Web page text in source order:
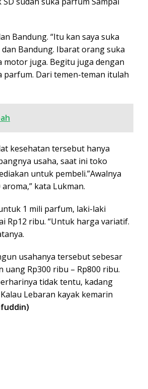
Bandung. “Itu kan saya suka
Bandung. Ibarat orang suka
juga. Begitu juga dengan
parfum. Dari temen-teman itulah
kesehatan tersebut hanya
usaha, saat ini toko
untuk pembeli.”Awalnya
kata Lukman.
1 mili parfum, laki-laki
Rp12 ribu. “Untuk harga variatif.
usahanya tersebut sebesar
uang Rp300 ribu – Rp800 ribu.
tidak tentu, kadang
Lebaran kayak kemarin